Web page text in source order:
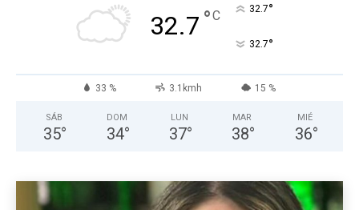
32.7 °C 32.7°
32.7°
33 % 3.1kmh 15 %
SÁB
35°
DOM
34°
LUN
37°
MAR
38°
MIÉ
36°